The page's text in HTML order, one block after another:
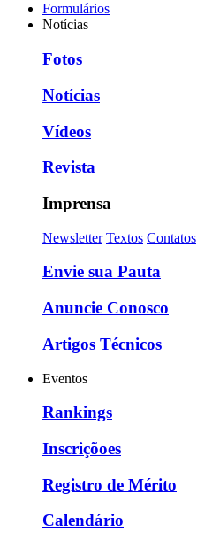
Formulários
Notícias
Fotos
Notícias
Vídeos
Revista
Imprensa
Newsletter Textos Contatos
Envie sua Pauta
Anuncie Conosco
Artigos Técnicos
Eventos
Rankings
Inscriçõoes
Registro de Mérito
Calendário